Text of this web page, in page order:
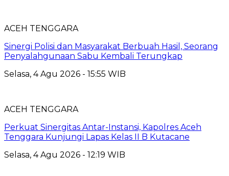
ACEH TENGGARA
Sinergi Polisi dan Masyarakat Berbuah Hasil, Seorang
Penyalahgunaan Sabu Kembali Terungkap
Selasa, 4 Agu 2026 - 15:55 WIB
ACEH TENGGARA
Perkuat Sinergitas Antar-Instansi, Kapolres Aceh
Tenggara Kunjungi Lapas Kelas II B Kutacane
Selasa, 4 Agu 2026 - 12:19 WIB